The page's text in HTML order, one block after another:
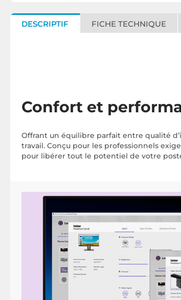
DESCRIPTIF FICHE TECHNIQUE
Confort et
Offrant un équilibre parfait entre qualité
travail. Conçu pour les professionnels
pour libérer tout le potentiel de votre